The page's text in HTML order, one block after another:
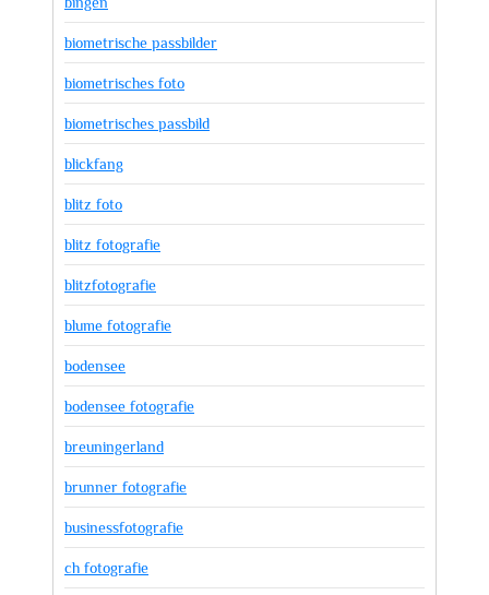
biometrische passbilder
biometrisches foto
biometrisches passbild
blickfang
blitz foto
blitz fotografie
blitzfotografie
blume fotografie
bodensee
bodensee fotografie
breuningerland
brunner fotografie
businessfotografie
ch fotografie